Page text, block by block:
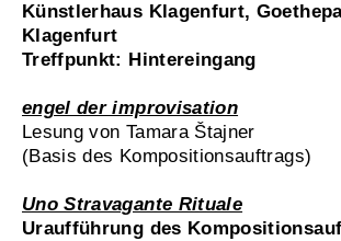
Künstlerhaus Klagenfurt,
Klagenfurt
Treffpunkt: Hintereingang
engel der improvisation
Lesung von Tamara Štajner
(Basis des Kompositionsauftrags)
Uno Stravagante Rituale
Uraufführung des